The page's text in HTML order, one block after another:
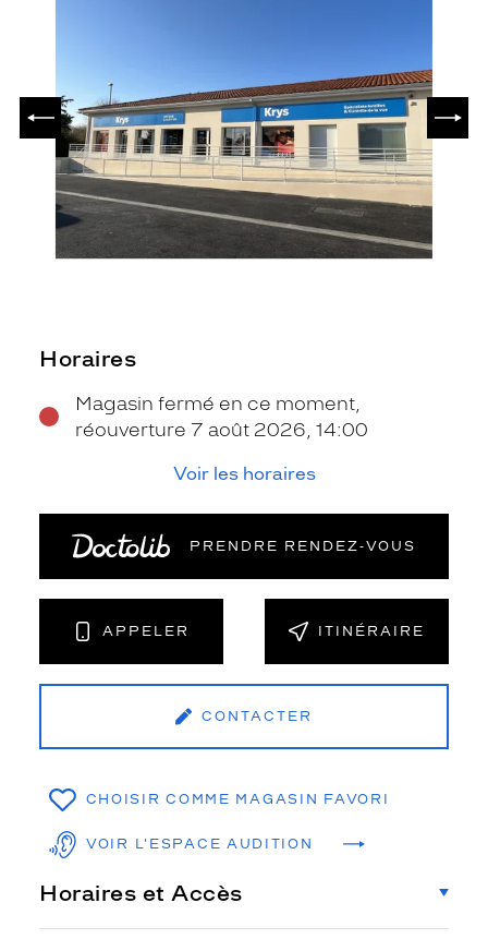
PRÉCÉDENT
Horaires
Magasin fermé en ce moment,
réouverture 7 août 2026, 14:00
Voir les horaires
PRENDRE RENDEZ‑VOUS
APPELER ITINÉRAIRE
CONTACTER
CHOISIR COMME MAGASIN FAVORI
VOIR L'ESPACE AUDITION
Horaires et Accès